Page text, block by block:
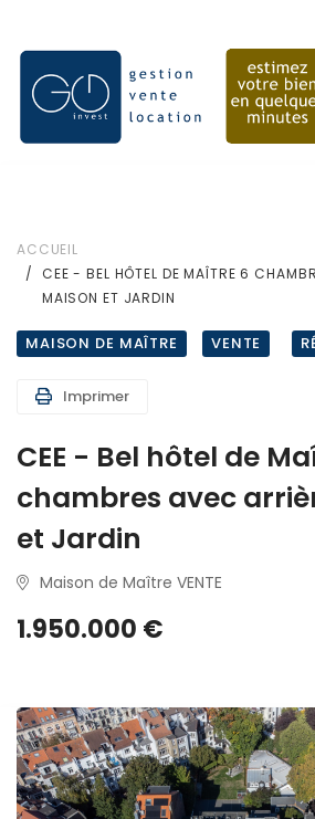
ACCUEIL
CEE - BEL HÔTEL DE MAÎTRE 6
MAISON ET JARDIN
MAISON DE MAÎTRE VENTE
Imprimer
CEE - Bel hôtel de
chambres avec
et Jardin
Maison de Maître VENTE
1.950.000 €